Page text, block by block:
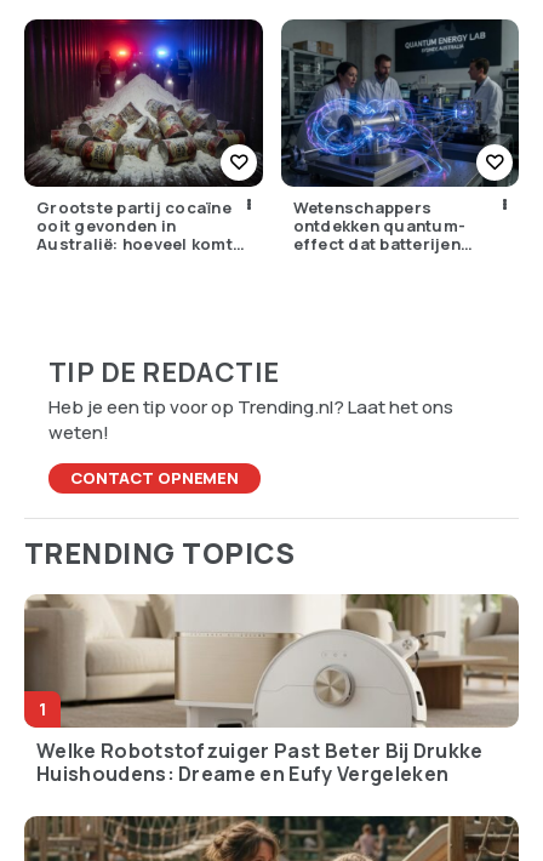
Grootste partij cocaïne
ooit gevonden in
Australië: hoeveel komt
Wetenschappers
ontdekken quantum-
effect dat batterijen
TIP DE REDACTIE
Heb je een tip voor op Trending.nl? Laat het ons
weten!
CONTACT OPNEMEN
TRENDING TOPICS
Welke Robotstofzuiger Past Beter Bij Drukke
Huishoudens: Dreame en Eufy Vergeleken